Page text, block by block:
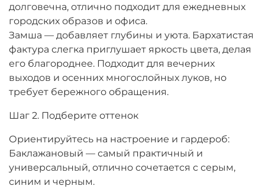
долговечна, отлично подходит для ежедневных
городских образов и офиса.
Замша — добавляет глубины и уюта. Бархатистая
фактура слегка приглушает яркость цвета, делая
его благороднее. Подходит для вечерних
выходов и осенних многослойных луков, но
требует бережного обращения.
Шаг 2. Подберите оттенок
Ориентируйтесь на настроение и гардероб:
Баклажановый — самый практичный и
универсальный, отлично сочетается с серым,
синим и черным.